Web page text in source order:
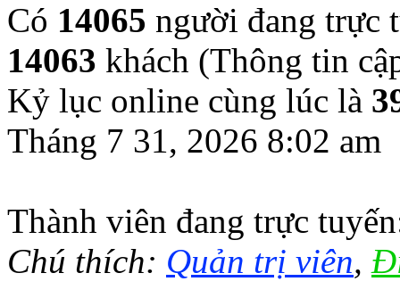
Có 14065 người đang trực
14063 khách (Thông tin
Kỷ lục online cùng lúc là
Tháng 7 31, 2026 8:02 am
Thành viên đang trực
Chú thích: Quản trị viên,